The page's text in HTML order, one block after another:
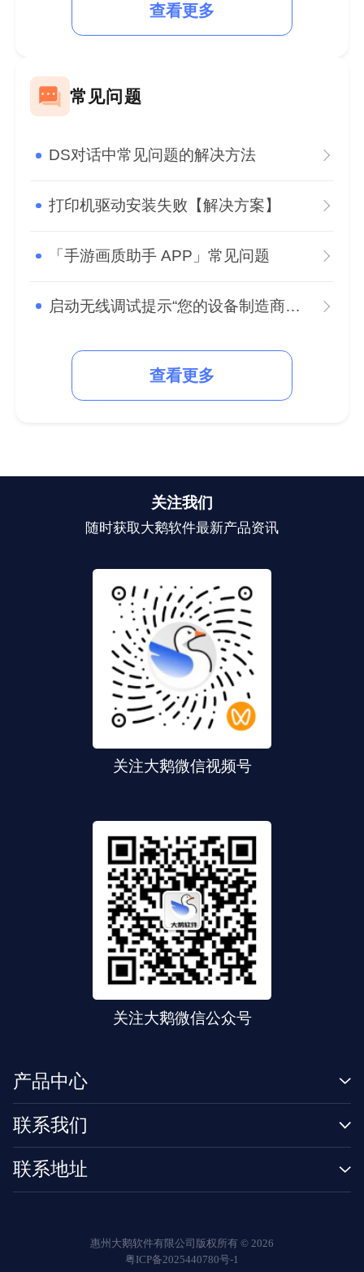
查看更多
常见问题
DS对话中常见问题的解决方法
打印机驱动安装失败【解决方案】
「手游画质助手 APP」常见问题
启动无线调试提示“您的设备制造商限制了adb的权限”怎么办？
查看更多
关注我们
随时获取大鹅软件最新产品资讯
关注大鹅微信视频号
关注大鹅微信公众号
产品中心
联系我们
联系地址
惠州大鹅软件有限公司版权所有 © 2026
粤ICP备2025440780号-1